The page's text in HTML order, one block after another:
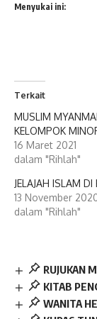
Menyukai ini:
Terkait
MUSLIM
KELOMPOK
16 Maret 2021
dalam "Rihlah"
JELAJAH ISLAM
13 November
dalam "Rihlah"
RUJUKAN
KITAB
WANITA